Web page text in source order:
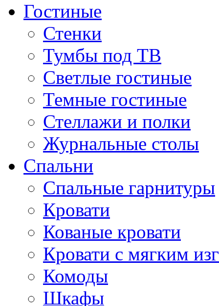
Гостиные
Стенки
Тумбы под ТВ
Светлые гостиные
Темные гостиные
Стеллажи и полки
Журнальные столы
Спальни
Спальные гарнитуры
Кровати
Кованые кровати
Кровати с мягким
Комоды
Шкафы